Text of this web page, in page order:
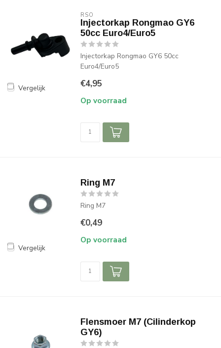
Vergelijk
RSO
Injectorkap Rongmao GY6
50cc Euro4/Euro5
Injectorkap Rongmao GY6 50cc
Euro4/Euro5
€4,95
Op voorraad
Vergelijk
Ring M7
Ring M7
€0,49
Op voorraad
Flensmoer M7 (Cilinderkop
GY6)